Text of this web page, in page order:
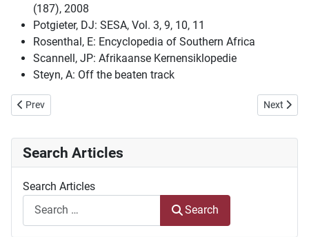
Search Articles
Search Articles
Search
(187), 2008
Potgieter, DJ: SESA, Vol. 3, 9, 10, 11
Rosenthal, E: Encyclopedia of Southern Africa
Scannell, JP: Afrikaanse Kernensiklopedie
Steyn, A: Off the beaten track
Previous article: Walter Battis: opvoedkundige en vernuwende
Prev Next
Next